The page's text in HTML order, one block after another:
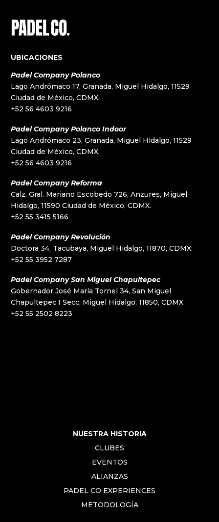
UBICACIONES
Padel Company Polanco
Lago Andrómaco 17, Granada, Miguel Hidalgo, 11529
Ciudad de México, CDMX.
+52 56 4603 9216
Padel Company Polanco Indoor
Lago Andrómaco 23, Granada, Miguel Hidalgo, 11529
Ciudad de México, CDMX.
+52 56 4603 9216
Padel Company Reforma
Calz. Gral. Mariano Escobedo 726, Anzures, Miguel
Hidalgo, 11590 Ciudad de México, CDMX.
+52 55 3415 5166
Padel Company Revolución
Doctora 34, Tacubaya, Miguel Hidalgo, 11870, CDMX:
+52 55 3952 7287
Padel Company San Miguel Chapultepec
Gobernador José María Tornel 34, San Miguel
Chapultepec I Secc, Miguel Hidalgo, 11850, CDMX
+52 55 2502 8223
NUESTRA HISTORIA
CLUBES
EVENTOS
ALIANZAS
PADEL CO EXPERIENCES
METODOLOGÍA